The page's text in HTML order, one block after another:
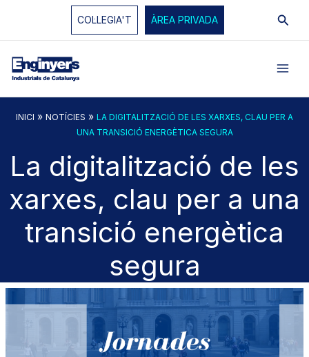
COL·LEGIA'T ÀREA PRIVADA
INICI » NOTÍCIES » LA DIGITALITZACIÓ DE LES XARXES, CLAU PER A
UNA TRANSICIÓ ENERGÈTICA SEGURA
La digitalització de les
xarxes, clau per a una
transició energètica
segura